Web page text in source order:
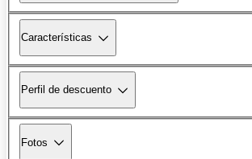
Características
Perfil de descuento
Fotos